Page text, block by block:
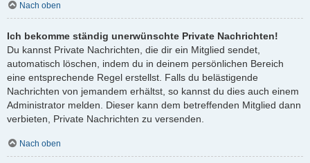
Nach oben
Ich bekomme ständig unerwünschte Private Nachrichten!
Du kannst Private Nachrichten, die dir ein Mitglied sendet,
automatisch löschen, indem du in deinem persönlichen Bereich
eine entsprechende Regel erstellst. Falls du belästigende
Nachrichten von jemandem erhältst, so kannst du dies auch einem
Administrator melden. Dieser kann dem betreffenden Mitglied dann
verbieten, Private Nachrichten zu versenden.
Nach oben